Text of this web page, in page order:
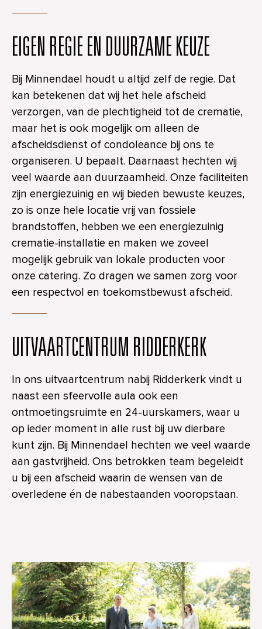
EIGEN REGIE EN DUURZAME KEUZE
Bij Minnendael houdt u altijd zelf de regie. Dat
kan betekenen dat wij het hele afscheid
verzorgen, van de plechtigheid tot de crematie,
maar het is ook mogelijk om alleen de
afscheidsdienst of condoleance bij ons te
organiseren. U bepaalt. Daarnaast hechten wij
veel waarde aan duurzaamheid. Onze faciliteiten
zijn energiezuinig en wij bieden bewuste keuzes,
zo is onze hele locatie vrij van fossiele
brandstoffen, hebben we een energiezuinig
crematie-installatie en maken we zoveel
mogelijk gebruik van lokale producten voor
onze catering. Zo dragen we samen zorg voor
een respectvol en toekomstbewust afscheid.
UITVAARTCENTRUM RIDDERKERK
In ons uitvaartcentrum nabij Ridderkerk vindt u
naast een sfeervolle aula ook een
ontmoetingsruimte en 24-uurskamers, waar u
op ieder moment in alle rust bij uw dierbare
kunt zijn. Bij Minnendael hechten we veel waarde
aan gastvrijheid. Ons betrokken team begeleidt
u bij een afscheid waarin de wensen van de
overledene én de nabestaanden vooropstaan.